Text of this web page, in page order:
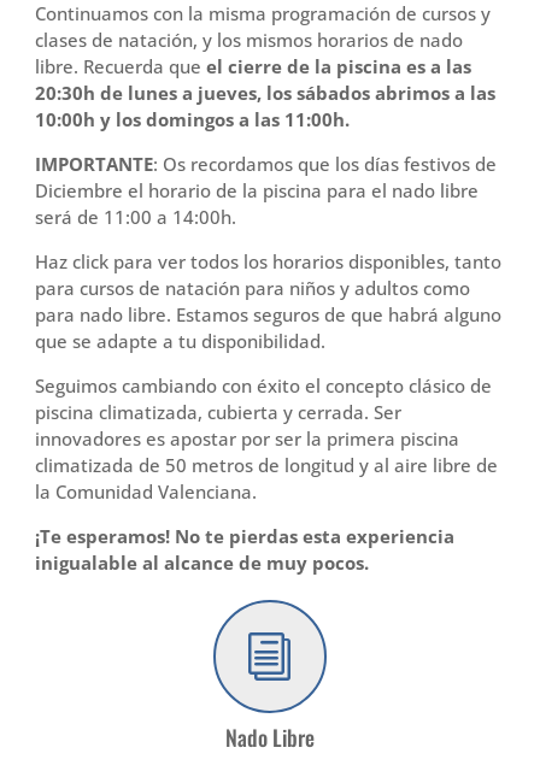
Continuamos con la misma programación de cursos y
clases de natación, y los mismos horarios de nado
libre. Recuerda queel cierre de la piscina es a las
20:30h de lunes a jueves, los sábados abrimos a las
10:00h y los domingos a las 11:00h.
IMPORTANTE: Os recordamos que los días festivos de
Diciembre el horario de la piscina para el nado libre
será de 11:00 a 14:00h.
Haz click para ver todos los horarios disponibles, tanto
para cursos de natación para niños y adultos como
para nado libre. Estamos seguros de que habrá alguno
que se adapte a tu disponibilidad.
Seguimos cambiando con éxito el concepto clásico de
piscina climatizada, cubierta y cerrada. Ser
innovadores es apostar por ser la primera piscina
climatizada de 50 metros de longitud y al aire libre de
la Comunidad Valenciana.
¡Te esperamos! No te pierdas esta experiencia
inigualable al alcance de muy pocos.
i
Nado Libre